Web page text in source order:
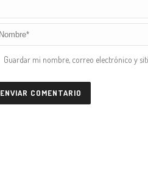
Guardar mi nombre, correo electrónico y